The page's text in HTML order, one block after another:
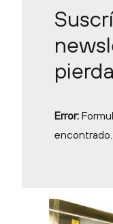
Error:
encontrado.